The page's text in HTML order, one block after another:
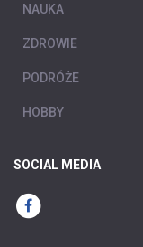
NAUKA
ZDROWIE
PODRÓŻE
HOBBY
SOCIAL MEDIA